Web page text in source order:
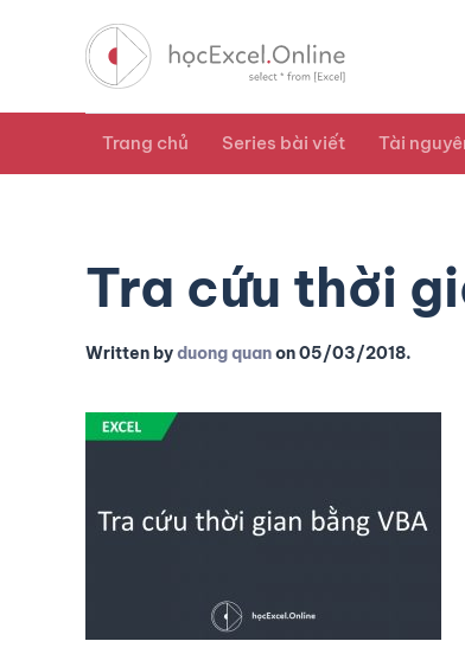
Trang chủ Series bài viết Tài
Tra cứu thời
Written byduong quanon05/03/2018.